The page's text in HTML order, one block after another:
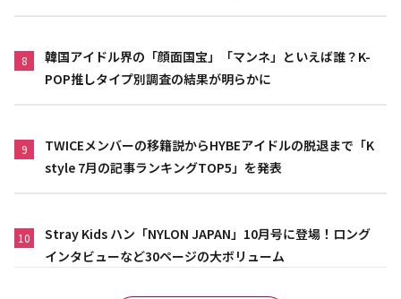
8
韓国アイドル界の「顔面国宝」「マンネ」といえば誰？K-
POP推しタイプ別調査の結果が明らかに
9
TWICEメンバーの移籍説からHYBEアイドルの脱退まで「K
style 7月の記事ランキングTOP5」を発表
10
Stray Kids ハン「NYLON JAPAN」10月号に登場！ロング
インタビューなど30ページの大ボリューム